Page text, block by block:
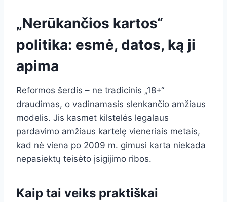
„Nerūkančios kartos“
politika: esmė, datos, ką ji
apima
Reformos šerdis – ne tradicinis „18+“
draudimas, o vadinamasis slenkančio amžiaus
modelis. Jis kasmet kilstelės legalaus
pardavimo amžiaus kartelę vieneriais metais,
kad nė viena po 2009 m. gimusi karta niekada
nepasiektų teisėto įsigijimo ribos.
Kaip tai veiks praktiškai